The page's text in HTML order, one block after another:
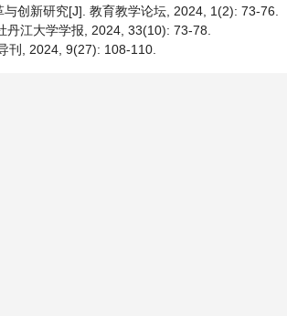
创新研究[J]. 教育教学论坛, 2024, 1(2): 73-76.
丹江大学学报, 2024, 33(10): 73-78.
刊, 2024, 9(27): 108-110.